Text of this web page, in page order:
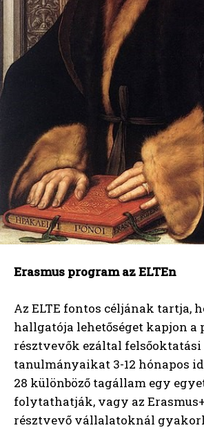
Erasmus program az ELTEn
Az ELTE fontos céljának tartja,
hallgatója lehetőséget kapjon a
résztvevők ezáltal felsőoktatási
tanulmányaikat 3-12 hónapos
28 különböző tagállam egy
folytathatják, vagy az
résztvevő vállalatoknál